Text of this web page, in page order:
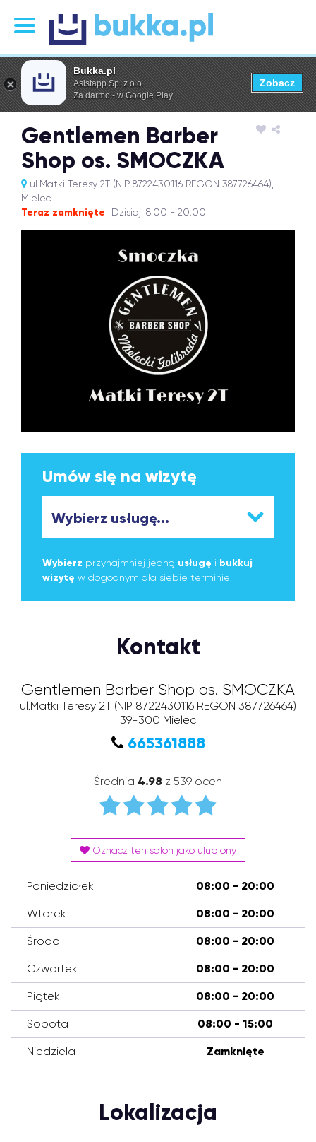
Gentlemen Barber
Shop os. SMOCZKA
ul.Matki Teresy 2T (NIP 8722430116 REGON 387726464),
Mielec
Teraz zamknięte Dzisiaj: 8:00 - 20:00
Umów się na wizytę
Wybierz przynajmniej jedną usługę i bukkuj
wizytę w dogodnym dla siebie terminie!
Kontakt
Gentlemen Barber Shop os. SMOCZKA
ul.Matki Teresy 2T (NIP 8722430116 REGON 387726464)
39-300 Mielec
665361888
Średnia 4.98 z 539 ocen
Oznacz ten salon jako ulubiony
Poniedziałek 08:00 - 20:00
Wtorek 08:00 - 20:00
Środa 08:00 - 20:00
Czwartek 08:00 - 20:00
Piątek 08:00 - 20:00
Sobota 08:00 - 15:00
Niedziela Zamknięte
Lokalizacja
Bukka.pl
Asistapp Sp. z o.o.
Za darmo - w Google Play
Zobacz